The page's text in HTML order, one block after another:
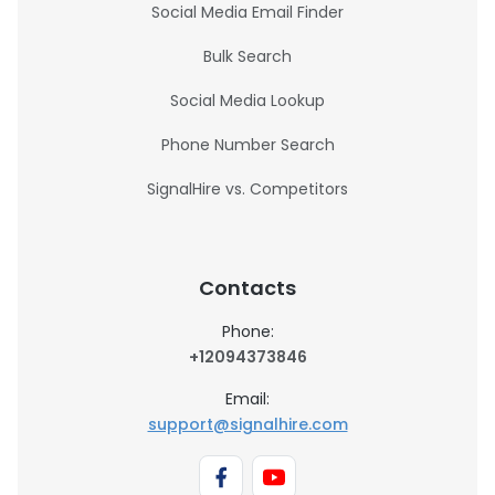
Social Media Email Finder
Bulk Search
Social Media Lookup
Phone Number Search
SignalHire vs. Competitors
Contacts
Phone:
+12094373846
Email:
support@signalhire.com